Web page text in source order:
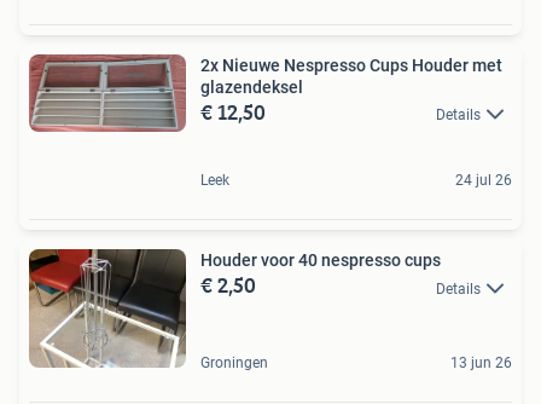
2x Nieuwe Nespresso Cups Houder met
glazendeksel
€ 12,50 Details
Leek 24 jul 26
Houder voor 40 nespresso cups
€ 2,50 Details
Groningen 13 jun 26